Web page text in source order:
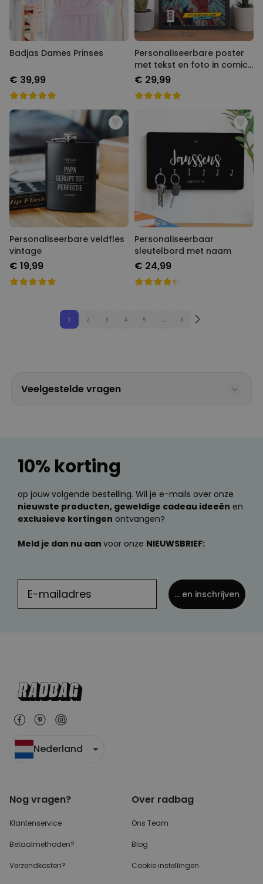
Badjas Dames Prinses
€ 39,99
Personaliseerbare poster
met tekst en foto in comic
stijl
€ 29,99
Personaliseerbare veldfles
vintage
€ 19,99
Personaliseerbaar
sleutelbord met naam
€ 24,99
1 2 3 4 5 ... 8
Veelgestelde vragen
10% korting
op jouw volgende bestelling. Wil je e-mails over onze
nieuwste producten, geweldige cadeau ideeën en
exclusieve kortingen ontvangen?
Meld je dan nu aan voor onze NIEUWSBRIEF:
... en inschrijven
Nederland
Nog vragen?
Klantenservice
Betaalmethoden?
Verzendkosten?
Over radbag
Ons Team
Blog
Cookie instellingen